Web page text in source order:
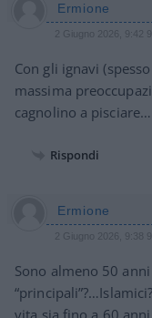
Ermione
2 Giugno 2026, 9:42
Con gli ignavi
massima
cagnolino a
Rispondi
Ermione
2 Giugno 2026, 9:38
Sono almeno 50
vita sia fino a 60